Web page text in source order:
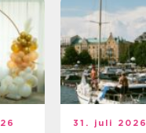
31. juli 2026